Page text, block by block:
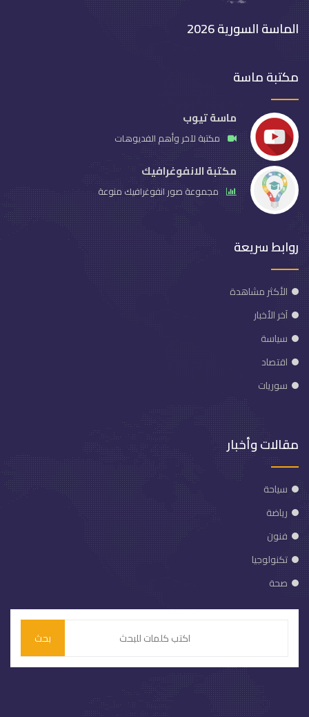
الماسة السورية 2026
مكتبة ماسة
ماسة تيوب
مكتبة لآخر وأهم الفديوهات
مكتبة الانفوغرافيك
مجموعة صور انفوغرافيك منوعة
روابط سريعة
الأكثر مشاهدة
آخر الأخبار
سياسة
اقتصاد
سوريات
مقالات وأخبار
سياحة
رياضة
فنون
تكنولوجيا
صحة
بحث